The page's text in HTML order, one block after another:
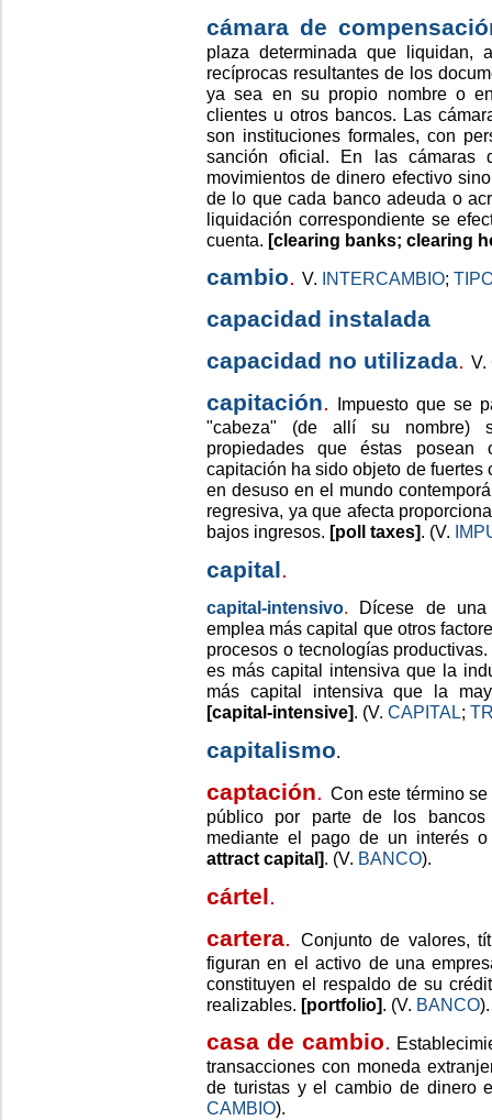
cámara de
plaza determinada que liquidan,
recíprocas resultantes de los
ya sea en su propio nombre o
clientes u otros bancos. Las
son instituciones formales, con
sanción oficial. En las cámaras
movimientos de dinero efectivo
de lo que cada banco adeuda o
liquidación correspondiente se
cuenta. [clearing banks; clearing
cambio. V. INTERCAMBIO;
capacidad instalada
capacidad no utilizada. V.
capitación. Impuesto que se
"cabeza" (de allí su nombre)
propiedades que éstas
capitación ha sido objeto de fuertes
en desuso en el mundo
regresiva, ya que afecta
bajos ingresos. [poll taxes]. (V.
capital.
capital-intensivo. Dícese de una
emplea más capital que otros
procesos o tecnologías
es más capital intensiva que la
más capital intensiva que la
[capital-intensive]. (V. CAPITAL;
capitalismo.
captación. Con este término
público por parte de los bancos
mediante el pago de un interés
attract capital]. (V. BANCO).
cártel.
cartera.Conjunto de valores,
figuran en el activo de una
constituyen el respaldo de su
realizables. [portfolio] . (V. BANCO).
casa de cambio.
transacciones con moneda
de turistas y el cambio de dinero
CAMBIO).